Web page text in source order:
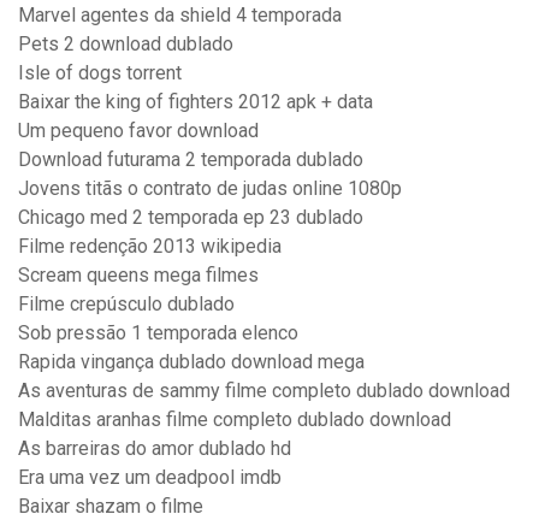
Marvel agentes da shield 4 temporada
Pets 2 download dublado
Isle of dogs torrent
Baixar the king of fighters 2012 apk + data
Um pequeno favor download
Download futurama 2 temporada dublado
Jovens titãs o contrato de judas online 1080p
Chicago med 2 temporada ep 23 dublado
Filme redenção 2013 wikipedia
Scream queens mega filmes
Filme crepúsculo dublado
Sob pressão 1 temporada elenco
Rapida vingança dublado download mega
As aventuras de sammy filme completo dublado download
Malditas aranhas filme completo dublado download
As barreiras do amor dublado hd
Era uma vez um deadpool imdb
Baixar shazam o filme